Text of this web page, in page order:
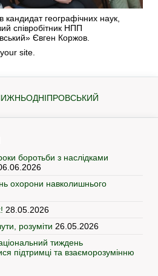
кандидат географічних наук,
співробітник НПП
Євген Коржов.
site.
боротьби з наслідками
охорони навколишнього
28.05.2026
розуміти 26.05.2026
тиждень
підтримці та взаєморозумінню